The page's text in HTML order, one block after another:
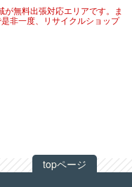
無料出張対応エリアです。ま
非一度、リサイクルショップ
topページ